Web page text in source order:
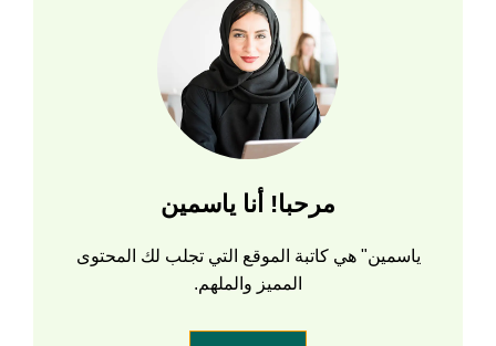
مرحبا! أنا ياسمين
ياسمين" هي كاتبة الموقع التي تجلب لك المحتوى
المميز والملهم.